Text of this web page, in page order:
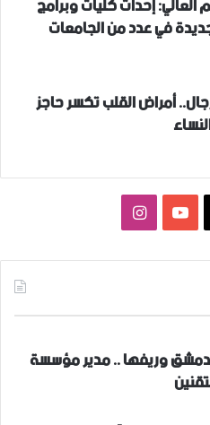
في عدد من الجامعات
أمراض القلب تكسر حاجز
‫YouTubeانستقرام
بدمشق وريفها .. مدير مؤسسة